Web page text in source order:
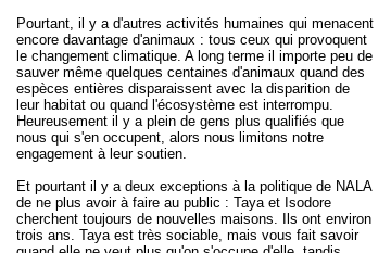
Pourtant, il y a d'autres activités humaines qui menacent
encore davantage d'animaux : tous ceux qui provoquent
le changement climatique. A long terme il importe peu de
sauver même quelques centaines d'animaux quand des
espèces entières disparaissent avec la disparition de
leur habitat ou quand l'écosystème est interrompu.
Heureusement il y a plein de gens plus qualifiés que
nous qui s'en occupent, alors nous limitons notre
engagement à leur soutien.
Et pourtant il y a deux exceptions à la politique de NALA
de ne plus avoir à faire au public : Taya et Isodore
cherchent toujours de nouvelles maisons. Ils ont environ
trois ans. Taya est très sociable, mais vous fait savoir